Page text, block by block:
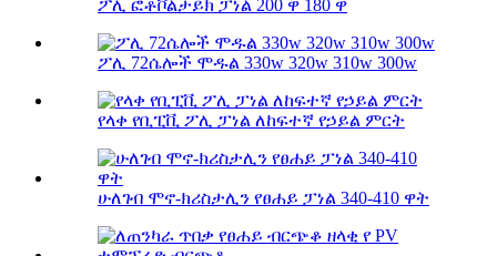
ፖሊ ፎቶቮልታይክ ፓነል 200 ዋ 180 ዋ
ፖሊ 72ሴሎች ሞዱል 330w 320w 310w 300w
የላቀ የቢፒቪ ፖሊ ፓነል ለከፍተኛ የኃይል ምርት
ሁለገብ ሞኖ-ክሪስታሊን የፀሐይ ፓነል 340-410 ዋት